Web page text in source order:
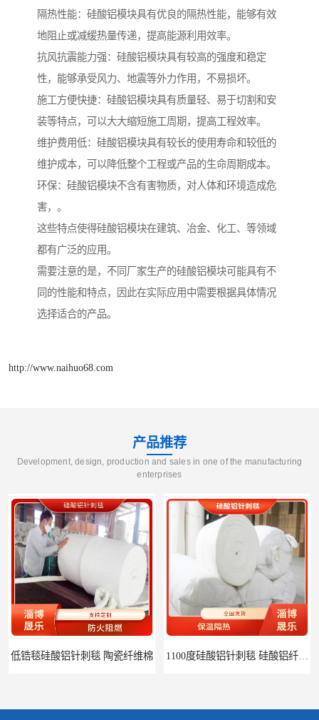
隔热性能：硅酸铝模块具有优良的隔热性能，能够有效
地阻止或减缓热量传递，提高能源利用效率。
抗风抗震能力强：硅酸铝模块具有较高的强度和稳定
性，能够承受风力、地震等外力作用，不易损坏。
施工方便快捷：硅酸铝模块具有质量轻、易于切割和安
装等特点，可以大大缩短施工周期，提高工程效率。
维护费用低：硅酸铝模块具有较长的使用寿命和较低的
维护成本，可以降低整个工程或产品的生命周期成本。
环保：硅酸铝模块不含有害物质，对人体和环境造成危
害，。
这些特点使得硅酸铝模块在建筑、冶金、化工、等领域
都有广泛的应用。
需要注意的是，不同厂家生产的硅酸铝模块可能具有不
同的性能和特点，因此在实际应用中需要根据具体情况
选择适合的产品。
http://www.naihuo68.com
产品推荐
Development, design, production and sales in one of the manufacturing
enterprises
1100度硅酸铝针刺毯 硅酸铝纤维毡